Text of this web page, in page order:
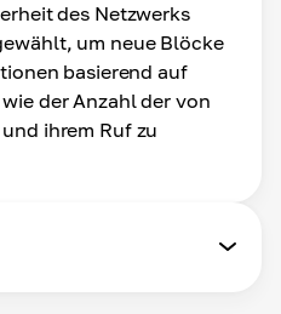
des Netzwerks
um neue Blöcke
basierend auf
der Anzahl der von
ihrem Ruf zu